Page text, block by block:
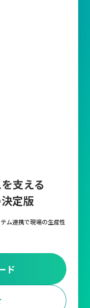
支える
定版
ム連携で現場の生産性
ド